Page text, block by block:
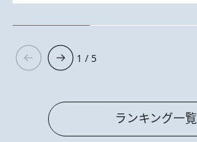
1 / 5
ランキング一覧